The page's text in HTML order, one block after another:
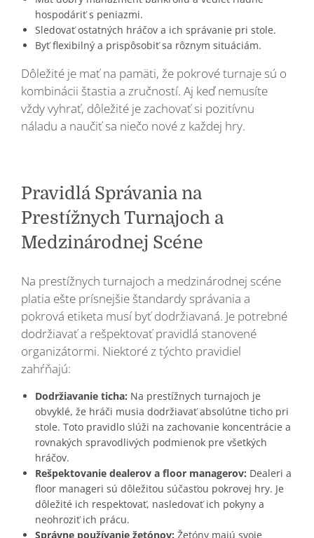
hospodáriť s peniazmi.
Sledovať ostatných hráčov a ich správanie pri stole.
Byť flexibilný a prispôsobiť sa rôznym situáciám.
Dôležité je mať na pamäti, že pokrové turnaje sú o
kombinácii štastia a zručností. Aj keď nemusíte
vždy vyhrať, dôležité je zachovať si pozitívnu
náladu a naučiť sa niečo nové z každej hry.
Pravidlá Správania na
Prestížnych Turnajoch a
Medzinárodnej Scéne
Na prestížnych turnajoch a medzinárodnej scéne
platia ešte prísnejšie štandardy správania a
pokrová etiketa musí byť dodržiavaná. Je potrebné
dodržiavať a rešpektovať pravidlá stanovené
organizátormi. Niektoré z týchto pravidiel
zahŕňajú:
Dodržiavanie ticha: Na prestížnych turnajoch je
obvyklé, že hráči musia dodržiavať absolútne ticho pri
stole. Toto pravidlo slúži na zachovanie koncentrácie a
rovnakých spravodlivých podmienok pre všetkých
hráčov.
Rešpektovanie dealerov a floor managerov: Dealeri a
floor manageri sú dôležitou súčasťou pokrovej hry. Je
dôležité ich respektovať, nasledovať ich pokyny a
neohroziť ich prácu.
Správne používanie žetónov: Žetóny majú svoje